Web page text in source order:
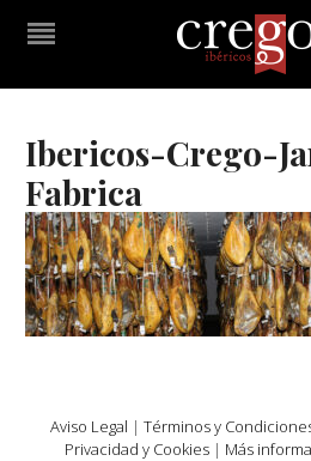
Ibericos-Crego-
Fabrica
Aviso Legal | Términos y
Privacidad y Cookies | Más